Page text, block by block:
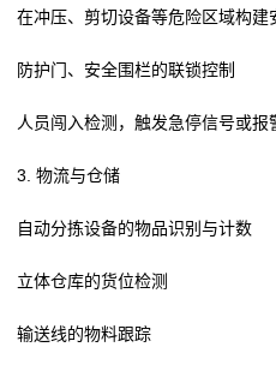
在冲压、剪切设备等危险区域构建
防护门、安全围栏的联锁控制
人员闯入检测，触发急停信号或报
3. 物流与仓储
自动分拣设备的物品识别与计数
立体仓库的货位检测
输送线的物料跟踪